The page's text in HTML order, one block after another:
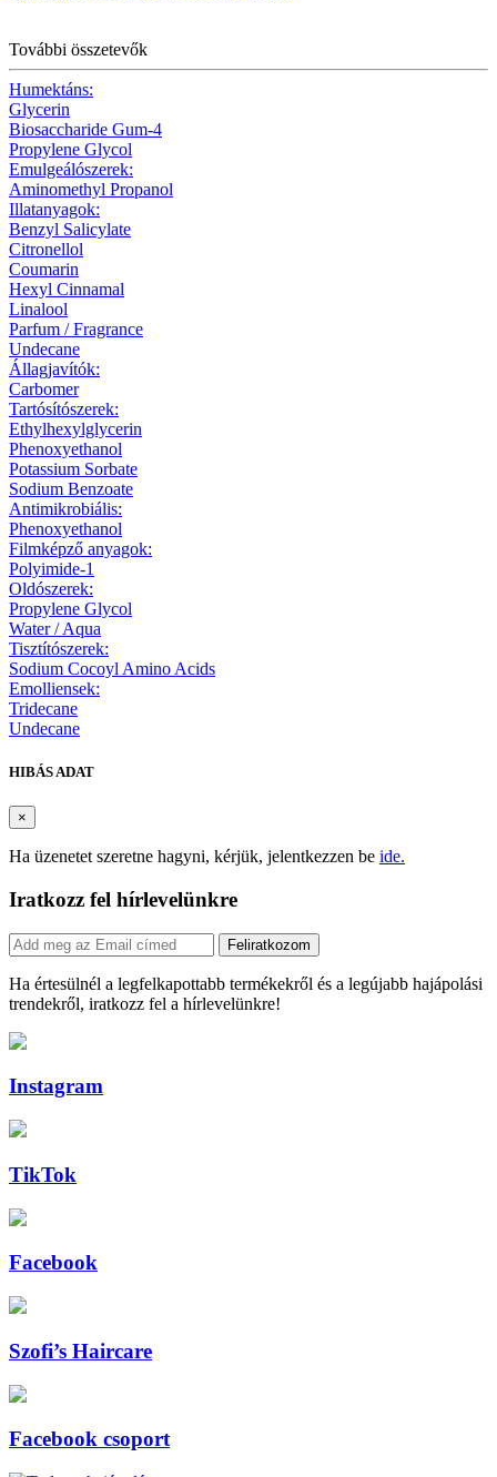
További összetevők
Humektáns:
Glycerin
Biosaccharide Gum-4
Propylene Glycol
Emulgeálószerek:
Aminomethyl Propanol
Illatanyagok:
Benzyl Salicylate
Citronellol
Coumarin
Hexyl Cinnamal
Linalool
Parfum / Fragrance
Undecane
Állagjavítók:
Carbomer
Tartósítószerek:
Ethylhexylglycerin
Phenoxyethanol
Potassium Sorbate
Sodium Benzoate
Antimikrobiális:
Phenoxyethanol
Filmképző anyagok:
Polyimide-1
Oldószerek:
Propylene Glycol
Water / Aqua
Tisztítószerek:
Sodium Cocoyl Amino Acids
Emolliensek:
Tridecane
Undecane
HIBÁS ADAT
×
Ha üzenetet szeretne hagyni, kérjük, jelentkezzen be ide.
Iratkozz fel hírlevelünkre
Feliratkozom
Ha értesülnél a legfelkapottabb termékekről és a legújabb hajápolási
trendekről, iratkozz fel a hírlevelünkre!
Instagram
TikTok
Facebook
Szofi’s Haircare
Facebook csoport